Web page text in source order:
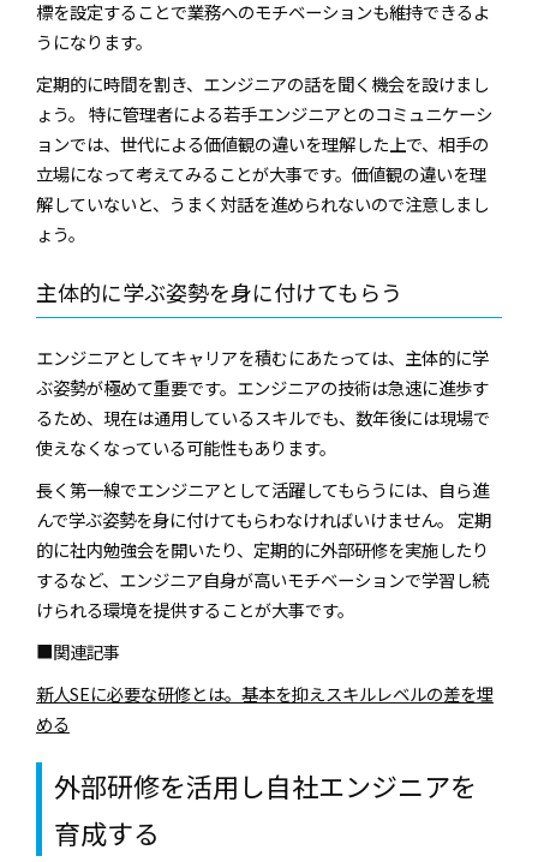
標を設定することで業務へのモチベーションも維持できるよ
うになります。
定期的に時間を割き、エンジニアの話を聞く機会を設けまし
ょう。 特に管理者による若手エンジニアとのコミュニケーシ
ョンでは、世代による価値観の違いを理解した上で、相手の
立場になって考えてみることが大事です。価値観の違いを理
解していないと、うまく対話を進められないので注意しまし
ょう。
主体的に学ぶ姿勢を身に付けてもらう
エンジニアとしてキャリアを積むにあたっては、主体的に学
ぶ姿勢が極めて重要です。エンジニアの技術は急速に進歩す
るため、現在は通用しているスキルでも、数年後には現場で
使えなくなっている可能性もあります。
長く第一線でエンジニアとして活躍してもらうには、自ら進
んで学ぶ姿勢を身に付けてもらわなければいけません。 定期
的に社内勉強会を開いたり、定期的に外部研修を実施したり
するなど、エンジニア自身が高いモチベーションで学習し続
けられる環境を提供することが大事です。
■関連記事
新人SEに必要な研修とは。基本を抑えスキルレベルの差を埋
める
外部研修を活用し自社エンジニアを
育成する